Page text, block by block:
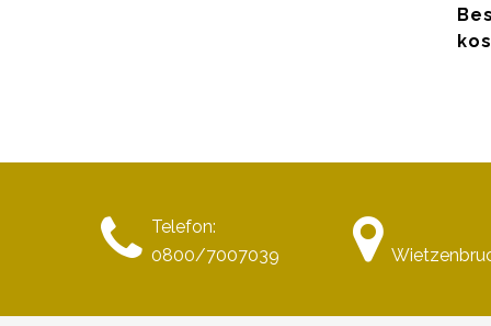
Telefon:
0800/7007039